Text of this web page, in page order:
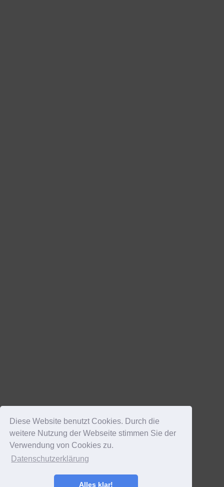
Diese Website benutzt Cookies. Durch die
weitere Nutzung der Webseite stimmen Sie der
Verwendung von Cookies zu.
Datenschutzerklärung
Alles klar!